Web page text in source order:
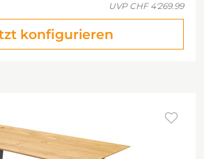
UVP CHF 4'269.99
konfigurieren